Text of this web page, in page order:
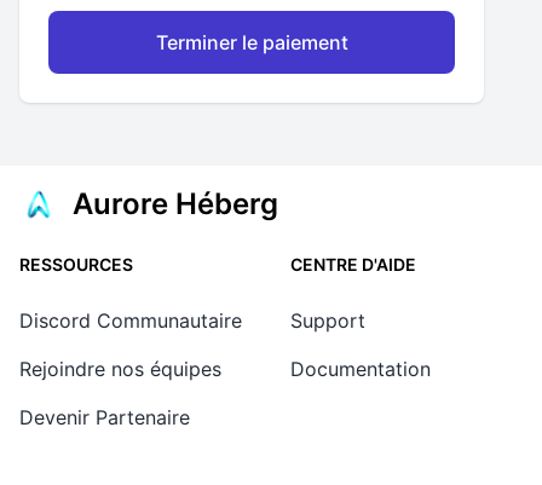
Terminer le paiement
Aurore Héberg
RESSOURCES
Discord Communautaire
Rejoindre nos équipes
Devenir Partenaire
CENTRE D'AIDE
Support
Documentation